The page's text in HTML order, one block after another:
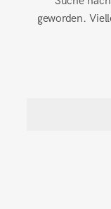
geworden.